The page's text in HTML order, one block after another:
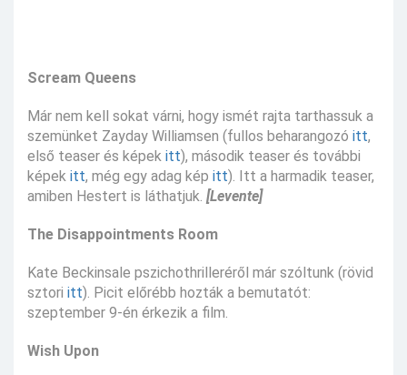
Scream Queens
Már nem kell sokat várni, hogy ismét rajta tarthassuk a
szemünket Zayday Williamsen (fullos beharangozó itt,
első teaser és képek itt), második teaser és további
képek itt, még egy adag kép itt). Itt a harmadik teaser,
amiben Hestert is láthatjuk. [Levente]
The Disappointments Room
Kate Beckinsale pszichothrilleréről már szóltunk (rövid
sztori itt). Picit előrébb hozták a bemutatót:
szeptember 9-én érkezik a film.
Wish Upon